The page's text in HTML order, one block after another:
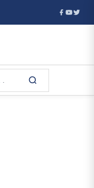
на Тръмп за